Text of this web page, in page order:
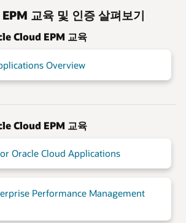
교육 및 인증 살펴보기
Cloud EPM 교육
Overview
Cloud EPM 교육
Oracle Cloud Applications
Performance Management